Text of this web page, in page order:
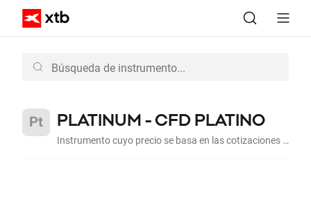
PLATINUM -CFD PLATINO
Instrumento cuyo precio se basa en las cotizaciones de la onza troy de platino en el mercado interbancario.